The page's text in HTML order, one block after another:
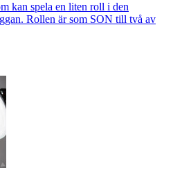
kan spela en liten roll i den
Rollen är som SON till två av